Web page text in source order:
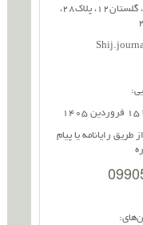
نشانی: کرج، بلوار باغستان، گلستان12، پلاک28،
طریق رایانامه یا پیام